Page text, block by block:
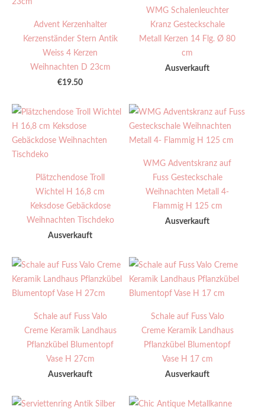
Advent Kerzenhalter
Kerzenständer Stern Antik
Weiss 4 Kerzen
Weihnachten D 23cm
€19.50
WMG Schalenleuchter
Kranz Gesteckschale
Metall Kerzen 14 Flg. Ø 80
cm
Ausverkauft
Plätzchendose Troll
Wichtel H 16,8 cm
Keksdose Gebäckdose
Weihnachten Tischdeko
Ausverkauft
WMG Adventskranz auf
Fuss Gesteckschale
Weihnachten Metall 4-
Flammig H 125 cm
Ausverkauft
Schale auf Fuss Valo
Creme Keramik Landhaus
Pflanzkübel Blumentopf
Vase H 27cm
Ausverkauft
Schale auf Fuss Valo
Creme Keramik Landhaus
Pflanzkübel Blumentopf
Vase H 17 cm
Ausverkauft